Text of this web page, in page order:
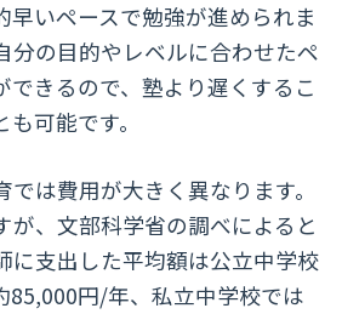
早いペースで勉強が進められま
分の目的やレベルに合わせたペ
できるので、塾より遅くするこ
可能です。
は費用が大きく異なります。
が、文部科学省の調べによると
に支出した平均額は公立中学校
85,000円/年、私立中学校では